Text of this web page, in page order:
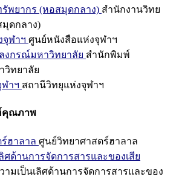
พยากร (หอสมุดกลาง) สำนักงานวิทย
ดกลาง)
ฬาฯ ศูนย์หนังสือแห่งจุฬาฯ
งกรณ์มหาวิทยาลัย สำนักพิมพ์
วิทยาลัย
าฯ สถานีวิทยุแห่งจุฬาฯ
คุณภาพ
ฮาลาล ศูนย์วิทยาศาสตร์ฮาลาล
ศด้านการจัดการสารและของเสีย
ามเป็นเลิศด้านการจัดการสารและของ